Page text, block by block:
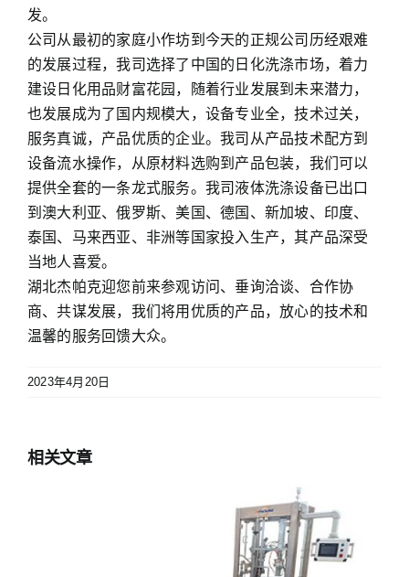
发。
公司从最初的家庭小作坊到今天的正规公司历经艰难
的发展过程，我司选择了中国的日化洗涤市场，着力
建设日化用品财富花园，随着行业发展到未来潜力，
也发展成为了国内规模大，设备专业全，技术过关，
服务真诚，产品优质的企业。我司从产品技术配方到
设备流水操作，从原材料选购到产品包装，我们可以
提供全套的一条龙式服务。我司液体洗涤设备已出口
到澳大利亚、俄罗斯、美国、德国、新加坡、印度、
泰国、马来西亚、非洲等国家投入生产，其产品深受
当地人喜爱。
湖北杰帕克迎您前来参观访问、垂询洽谈、合作协
商、共谋发展，我们将用优质的产品，放心的技术和
温馨的服务回馈大众。
2023年4月20日
相关文章